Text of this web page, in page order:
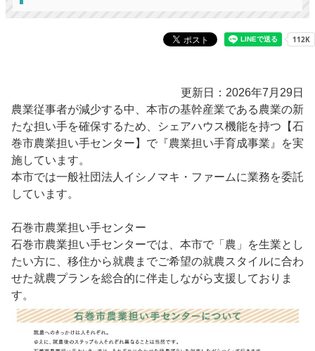
更新日：2026年7月29日
農業従事者が減少する中、本市の基幹産業である農業の新
たな担い手を確保するため、シェアハウス機能を持つ【石
巻市農業担い手センター】で『農業担い手育成事業』を実
施しています。
本市では一般社団法人イシノマキ・ファームに業務を委託
しています。
石巻市農業担い手センター
石巻市農業担い手センターでは、本市で「農」を生業とし
たい方に、移住から就農までご希望の就農スタイルに合わ
せた就農プランを総合的に伴走しながら支援しておりま
す。